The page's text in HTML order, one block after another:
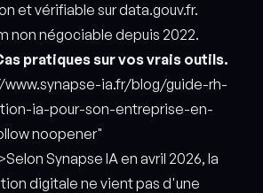
et vérifiable sur data.gouv.fr.
non négociable depuis 2022.
pratiques sur vos vrais outils.
ia.fr/blog/guide-rh-
ia-pour-son-entreprise-en-
noopener"
Synapse IA en avril 2026, la
digitale ne vient pas d'une